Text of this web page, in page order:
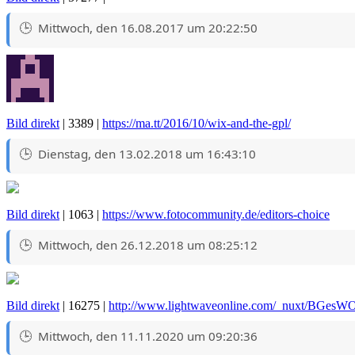
Mittwoch, den 16.08.2017 um 20:22:50
Bild direkt | 3389 | https://ma.tt/2016/10/wix-and-the-gpl/
Dienstag, den 13.02.2018 um 16:43:10
Bild direkt | 1063 | https://www.fotocommunity.de/editors-choice
Mittwoch, den 26.12.2018 um 08:25:12
Bild direkt | 16275 | http://www.lightwaveonline.com/_nuxt/
Mittwoch, den 11.11.2020 um 09:20:36